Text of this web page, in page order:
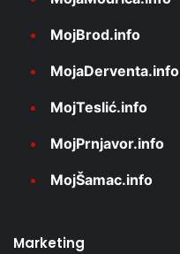
MojBrod.info
MojaDerventa.info
MojTeslić.info
MojPrnjavor.info
MojŠamac.info
Marketing